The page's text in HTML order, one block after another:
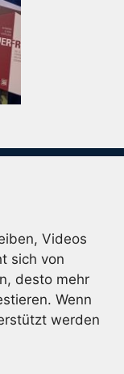
Videos
sich von
desto mehr
Wenn
werden